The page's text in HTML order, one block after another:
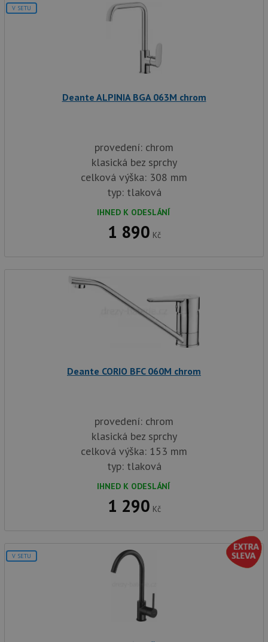
V SETU
Deante ALPINIA BGA 063M chrom
provedení: chrom
klasická bez sprchy
celková výška: 308 mm
typ: tlaková
IHNED K ODESLÁNÍ
1 890 Kč
Deante CORIO BFC 060M chrom
provedení: chrom
klasická bez sprchy
celková výška: 153 mm
typ: tlaková
IHNED K ODESLÁNÍ
1 290 Kč
V SETU